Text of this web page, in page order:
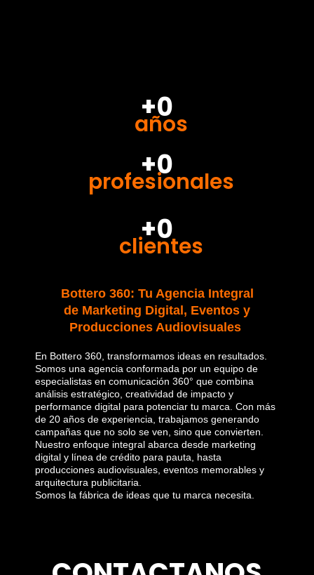
+0
años
+0
profesionales
+0
clientes
Bottero 360: Tu Agencia Integral
de Marketing Digital, Eventos y
Producciones Audiovisuales
En Bottero 360, transformamos ideas en resultados.
Somos una agencia conformada por un equipo de
especialistas en comunicación 360° que combina
análisis estratégico, creatividad de impacto y
performance digital para potenciar tu marca. Con más
de 20 años de experiencia, trabajamos generando
campañas que no solo se ven, sino que convierten.
Nuestro enfoque integral abarca desde marketing
digital y línea de crédito para pauta, hasta
producciones audiovisuales, eventos memorables y
arquitectura publicitaria.
Somos la fábrica de ideas que tu marca necesita.